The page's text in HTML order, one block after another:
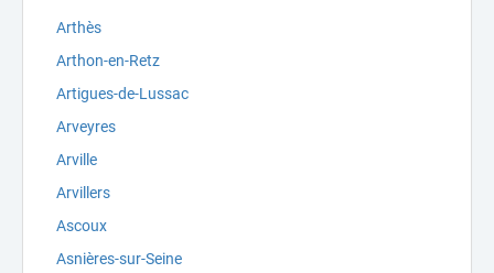
Arthès
Arthon-en-Retz
Artigues-de-Lussac
Arveyres
Arville
Arvillers
Ascoux
Asnières-sur-Seine